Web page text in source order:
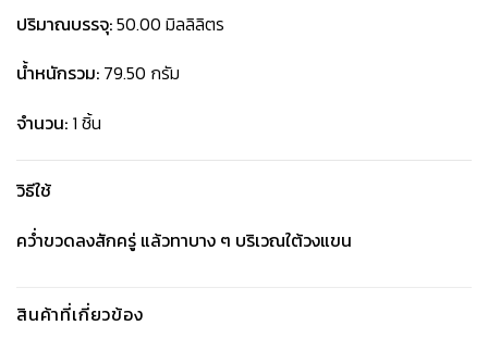
ปริมาณบรรจุ:50.00 มิลลิลิตร
น้ำหนักรวม: 79.50 กรัม
จำนวน: 1 ชิ้น
วิธีใช้
คว่ำขวดลงสักครู่ แล้วทาบาง ๆ บริเวณใต้วงแขน
สินค้าที่เกี่ยวข้อง